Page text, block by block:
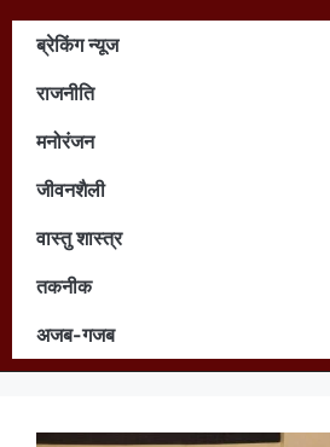
ब्रेकिंग न्यूज
राजनीति
मनोरंजन
जीवनशैली
वास्तु शास्त्र
तकनीक
अजब-गजब